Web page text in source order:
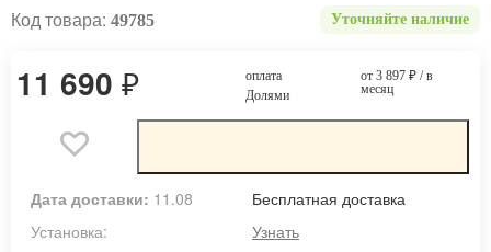
Код товара: 49785 Уточняйте наличие
11 690 ₽
оплата
Долями
от 3 897 ₽/ в
месяц
Дата доставки: 11.08
Бесплатная доставка
Установка:
Узнать